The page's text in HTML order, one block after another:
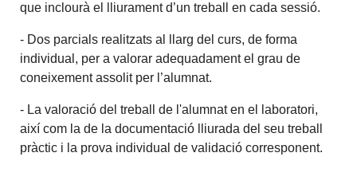
que inclourà el lliurament d’un treball en cada sessió.
- Dos parcials realitzats al llarg del curs, de forma
individual, per a valorar adequadament el grau de
coneixement assolit per l’alumnat.
- La valoració del treball de l'alumnat en el laboratori,
així com la de la documentació lliurada del seu treball
pràctic i la prova individual de validació corresponent.